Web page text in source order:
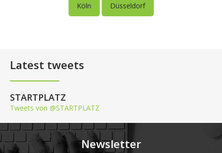
Köln Düsseldorf
Latest tweets
STARTPLATZ
Tweets von @STARTPLATZ
Newsletter